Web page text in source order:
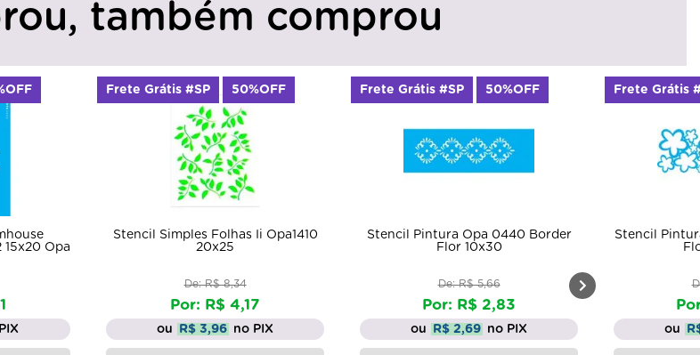
também comprou
Opa
Stencil Simples Folhas Ii Opa1410
20x25
De: R$ 8,34
Por: R$ 4,17
ou R$ 3,96 no PIX
Frete Grátis #SP 50%OFF
Stencil Pintura Opa 0440 Border
Flor 10x30
De: R$ 5,66
Por: R$ 2,83
ou R$ 2,69 no PIX
Frete Grátis #SP 50%OFF
Stencil
ou
Frete Grátis